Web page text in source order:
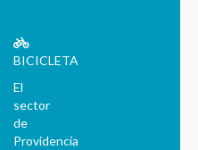
BICICLETA
El
sector
de
Providencia